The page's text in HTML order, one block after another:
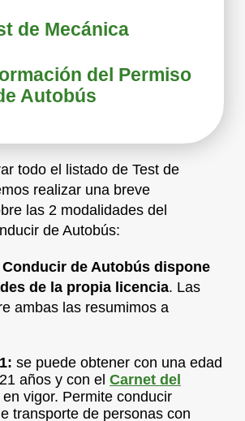
de Mecánica
del Permiso
Autobús
todo el listado de Test de
realizar una breve
las 2 modalidades del
de Autobús:
de Autobús dispone
de la propia licencia. Las
ambas las resumimos a
se puede obtener con una edad
años y con el Carnet del
en vigor. Permite conducir
transporte de personas con